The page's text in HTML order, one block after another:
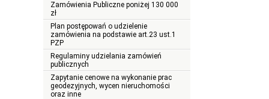
Zamówienia Publiczne poniżej 130 000
zł
Plan postępowań o udzielenie
zamówienia na podstawie art.23 ust.1
PZP
Regulaminy udzielania zamówień
publicznych
Zapytanie cenowe na wykonanie prac
geodezyjnych, wycen nieruchomości
oraz inne